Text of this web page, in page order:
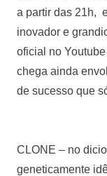
a partir das 21h,
inovador e
oficial no
chega ainda
de sucesso que
CLONE – no
geneticamente